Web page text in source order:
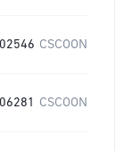
CSCOON
CSCOON